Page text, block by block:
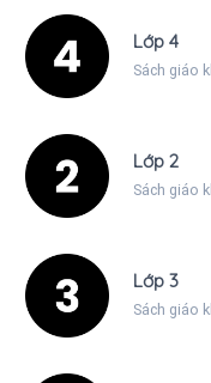
Lớp 4
Sách giáo
Lớp 2
Sách giáo
Lớp 3
Sách giáo